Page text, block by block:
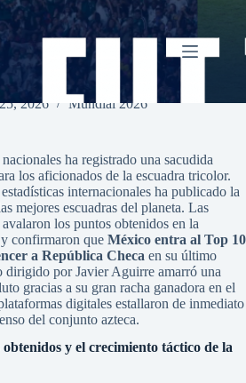
FIFA tras vencer a
2026 Mundial 2026
ha registrado una sacudida
los aficionados de la escuadra tricolor.
internacionales ha publicado la
mejores escuadras del planeta. Las
los puntos obtenidos en la
confirmaron que México entra al Top 10
a República Checa en su último
por Javier Aguirre amarró una
gracias a su gran racha ganadora en el
digitales estallaron de inmediato
del conjunto azteca.
y el crecimiento táctico de la